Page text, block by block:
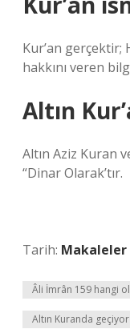
Kur’an gerçektir;
hakkını veren
Altın
Altın Aziz Kuran
“Dinar Olarak’tır.
Tarih: Makaleler
Âli İmrân 159 hangi
Altın Kuranda